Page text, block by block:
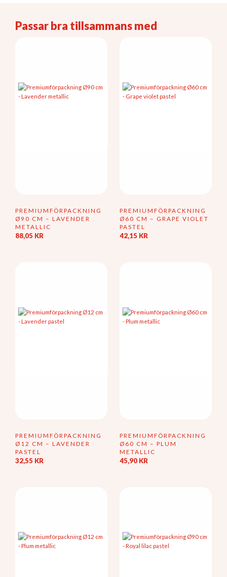
Passar bra tillsammans med
PREMIUMFÖRPACKNING
Ø90 CM – LAVENDER
METALLIC
88,05 KR
PREMIUMFÖRPACKNING
Ø60 CM – GRAPE VIOLET
PASTEL
42,15 KR
PREMIUMFÖRPACKNING
Ø12 CM – LAVENDER
PASTEL
32,55 KR
PREMIUMFÖRPACKNING
Ø60 CM – PLUM
METALLIC
45,90 KR